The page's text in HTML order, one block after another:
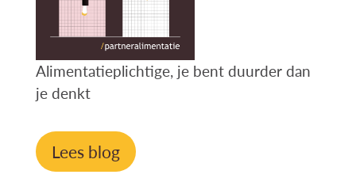
Alimentatieplichtige, je bent duurder dan
je denkt
Lees blog